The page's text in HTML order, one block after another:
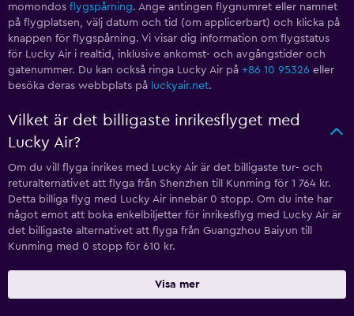
momondos flygspårning. Ange antingen flygnumret eller namnet
på flygplatsen, välj datum och tid (om applicerbart) och klicka på
knappen för flygspårning. Vi visar dig information om flygstatus
för Lucky Air i realtid, inklusive ankomst- och avgångstider och
gatenummer. Du kan också ringa Lucky Air på +86 10 95326 eller
besöka deras webbplats på luckyair.net.
Vilket är det billigaste inrikesflyget med
Lucky Air?
Om du vill flyga inrikes med Lucky Air är det billigaste tur- och
returalternativet att flyga från Shenzhen till Kunming för 1 764 kr.
Detta billiga flyg med Lucky Air innebär 0 stopp. Om du inte har
något emot att boka enkelbiljetter för inrikesflyg med Lucky Air är
det billigaste alternativet att flyga från Guangzhou Baiyun till
Kunming med 0 stopp för 610 kr.
Visa mer